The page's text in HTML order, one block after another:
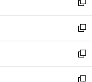
ド
ウ
で
開
く
ィ
ン
ド
ウ
で
開
く
い
ウ
ィ
ン
ド
ウ
で
新
し
い
ウ
ィ
ン
新
し
い
ウ
新
し